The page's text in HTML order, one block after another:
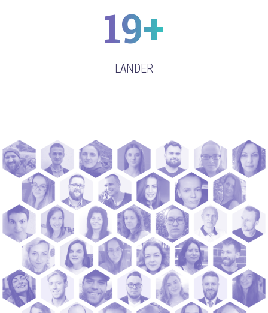
19+
LÄNDER